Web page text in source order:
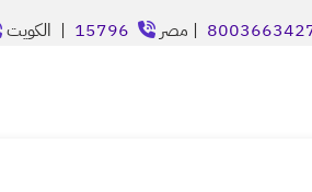
| مصر 15796 | الكويت